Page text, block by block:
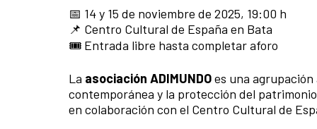
📅 14 y 15 de noviembre de 2025, 19:00 h
📌 Centro Cultural de España en Bata
🎟️ Entrada libre hasta completar aforo
La asociación ADIMUNDOes una
contemporánea y la protección del
en colaboración con el Centro Cultural de